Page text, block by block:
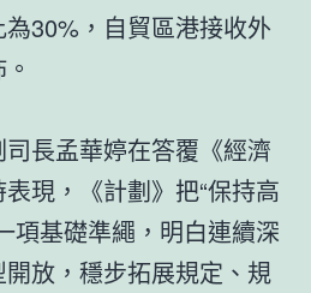
30%，自貿區港接收外
長孟華婷在答覆《經濟
現，《計劃》把“保持高
項基礎準繩，明白連續深
放，穩步拓展規定、規